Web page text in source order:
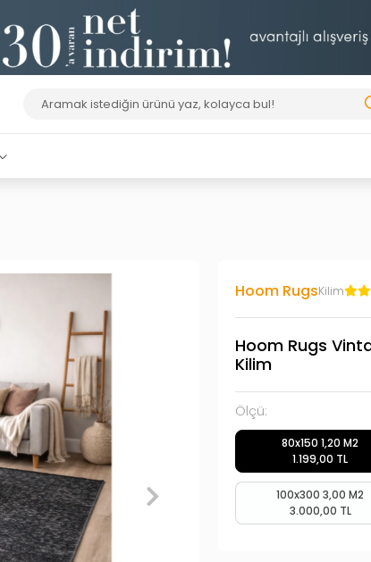
Hoom RugsKilim
Hoom Rugs
Kilim
Ölçü:
80x150 1,20 M2
1.199,00 TL
100x300 3,00 M2
3.000,00 TL